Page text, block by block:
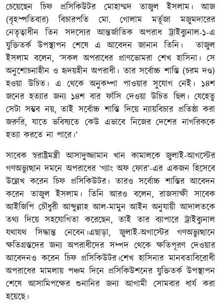
চেয়েছেন চিফ প্রসিকিউটর মোহাম্মদ তাজুল ইসলাম। আজ
(বৃহস্পতিবার) বিচারপতি মো. গোলাম মর্তূজা মজুমদারের
নেতৃত্বাধীন তিন সদস্যের আন্তর্জাতিক অপরাধ ট্রাইব্যুনাল-১-এ
যুক্তিতর্ক উপস্থাপন শেষে এ আবেদন জানান তিনি। তাজুল
ইসলাম বলেন, ‘সকল অপরাধের প্রাণভোমরা শেখ হাসিনা। সে
অনুশোচনাহীন ও হৃদয়হীন অপরাধী। তার সর্বোচ্চ শাস্তি (চরম দণ্ড)
হওয়া উচিত। এ থেকে অনুকম্পা পাওয়ার সুযোগ নেই। ১৪শ
জনের হত্যার জন্য ১৪শ বার ফাঁসি দেওয়া উচিত ছিল। যেহেতু
সেটা সম্ভব নয়, তাই সর্বোচ্চ শাস্তি দিয়ে ন্যায়বিচার প্রতিষ্ঠা করা
জরুরি, যাতে ভবিষ্যতে কেউ এভাবে নিজের দেশের নাগরিককে
হত্যা করতে না পারে।’
সাবেক স্বরাষ্ট্রমন্ত্রী আসাদুজ্জামান খান কামালকে জুলাই-আগস্টের
গণঅভ্যুত্থান দমনে অপরাধের ‘গ্যাং অফ ফোর’-এর একজন হিসেবে
উল্লেখ করেন চিফ প্রসিকিউটর। তারও সর্বোচ্চ শাস্তির আবেদন
করেন তাজুল ইসলাম। তিনি আরও বলেন, রাজসাক্ষী সাবেক
আইজিপি চৌধুরী আব্দুল্লাহ আল-মামুন আইন অনুযায়ী আদালতকে
তথ্য দিয়ে সহযোগিতা করেছেন, তাই তার ব্যাপারে ট্রাইব্যুনাল
যথাযথ সিদ্ধান্ত নেবেন।এছাড়া, জুলাই-অগাস্টের গণঅভ্যুত্থানে
ক্ষতিগ্রস্তদের জন্য অপরাধীদের সম্পদ থেকে ক্ষতিপূরণ দেওয়ার
আবেদনও করেন চিফ প্রসিকিউটর।শেখ হাসিনার মানবতাবিরোধী
অপরাধের মামলায় পঞ্চম দিনে প্রসিকিউশনের যুক্তিতর্ক উপস্থাপন
শেষে আসামিপক্ষের শুনানির জন্য আগামী সোমবার ধার্য করা
হয়েছে।